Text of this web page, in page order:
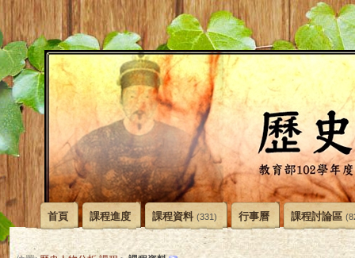
首頁 課程進度 課程資料 (331) 行事曆 課程討論區